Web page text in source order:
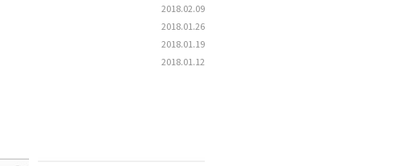
2018.02.09
2018.01.26
2018.01.19
2018.01.12